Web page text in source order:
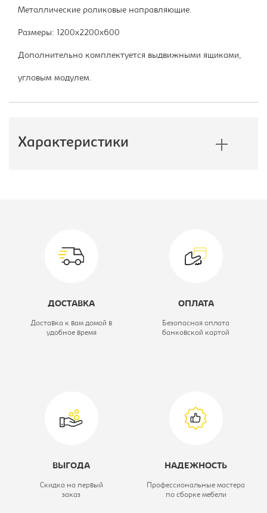
Металлические роликовые направляющие.
Размеры: 1200х2200х600
Дополнительно комплектуется выдвижными ящиками,
угловым модулем.
Характеристики
Коллекция: Экспресс
ДОСТАВКА
Доставка к вам домой в
удобное время
ОПЛАТА
Безопасная оплата
банковской картой
ВЫГОДА
Скидка на первый
заказ
НАДЕЖНОСТЬ
Профессиональные мастера
по сборке мебели